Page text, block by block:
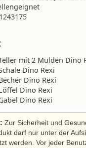
mit 2 Mulden Dino
Dino Rexi
Dino Rexi
Dino Rexi
Dino Rexi
Zur Sicherheit und
darf nur unter der
werden. Vor jeder